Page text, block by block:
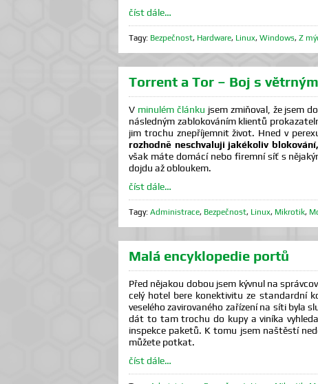
číst dále…
Tagy: Bezpečnost, Hardware, Linux, Windows, Z
Torrent a Tor – Boj s
V minulém článku jsem zmiňoval, že jsem
následným zablokováním klientů
jim trochu znepříjemnit život. Hned v
rozhodně neschvaluji jakékoliv
však máte domácí nebo firemní síť s
dojdu až obloukem.
číst dále…
Tagy: Administrace, Bezpečnost, Linux, Mikrotik,
Malá encyklopedie portů
Před nějakou dobou jsem kývnul na
celý hotel bere konektivitu ze standardní
veselého zavirovaného zařízení na síti byla
dát to tam trochu do kupy a viníka
inspekce paketů. K tomu jsem naštěstí
můžete potkat.
číst dále…